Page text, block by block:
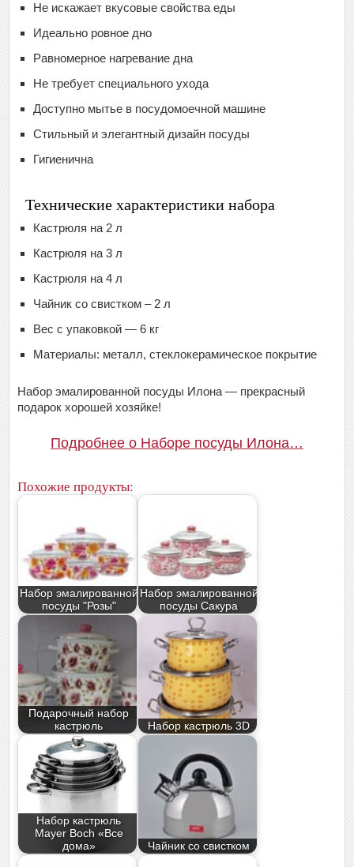
Не искажает вкусовые свойства еды
Идеально ровное дно
Равномерное нагревание дна
Не требует специального ухода
Доступно мытье в посудомоечной машине
Стильный и элегантный дизайн посуды
Гигиенична
Технические характеристики набора
Кастрюля на 2 л
Кастрюля на 3 л
Кастрюля на 4 л
Чайник со свистком – 2 л
Вес с упаковкой — 6 кг
Материалы: металл, стеклокерамическое покрытие
Набор эмалированной посуды Илона — прекрасный
подарок хорошей хозяйке!
Подробнее о Наборе посуды Илона…
Похожие продукты:
Набор эмалированной
посуды "Розы"
Набор эмалированной
посуды Сакура
Подарочный набор
кастрюль
Набор кастрюль 3D
Набор кастрюль
Mayer Boch «Все
дома»
Чайник со свистком